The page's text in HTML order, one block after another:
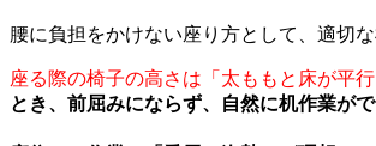
腰に負担をかけない座り方として、適切
座る際の椅子の高さは「太ももと床が平
とき、前屈みにならず、自然に机作業が